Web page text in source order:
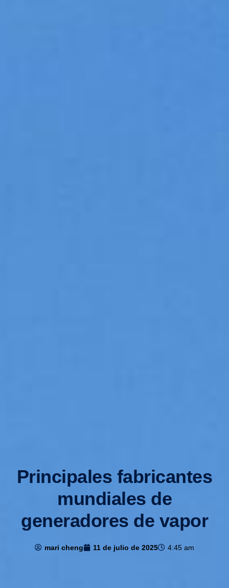
Principales fabricantes
mundiales de
generadores de vapor
mari cheng 11 de julio de 2025 4:45 am